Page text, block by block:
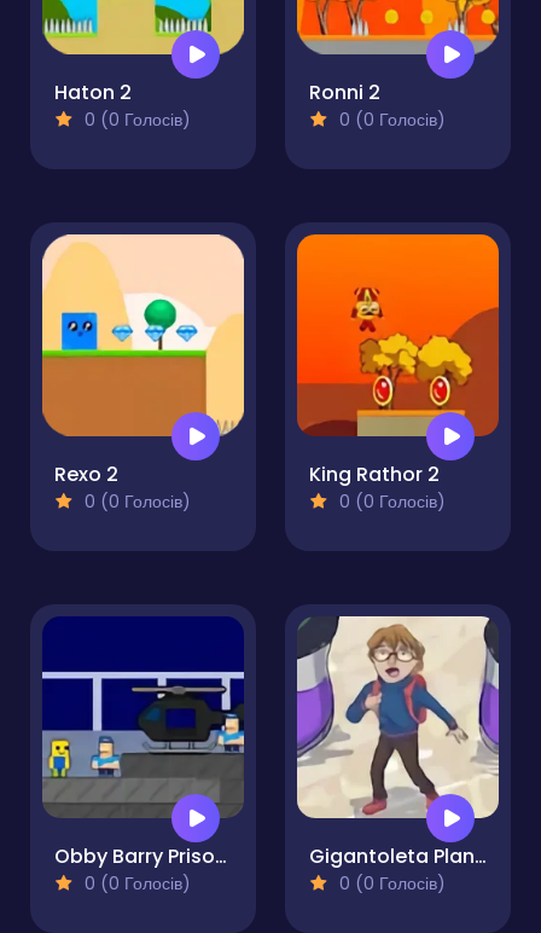
Haton 2
0 (0 Голосів)
Ronni 2
0 (0 Голосів)
Rexo 2
0 (0 Голосів)
King Rathor 2
0 (0 Голосів)
Obby Barry Prison Run
0 (0 Голосів)
Gigantoleta Planet of Giants
0 (0 Голосів)